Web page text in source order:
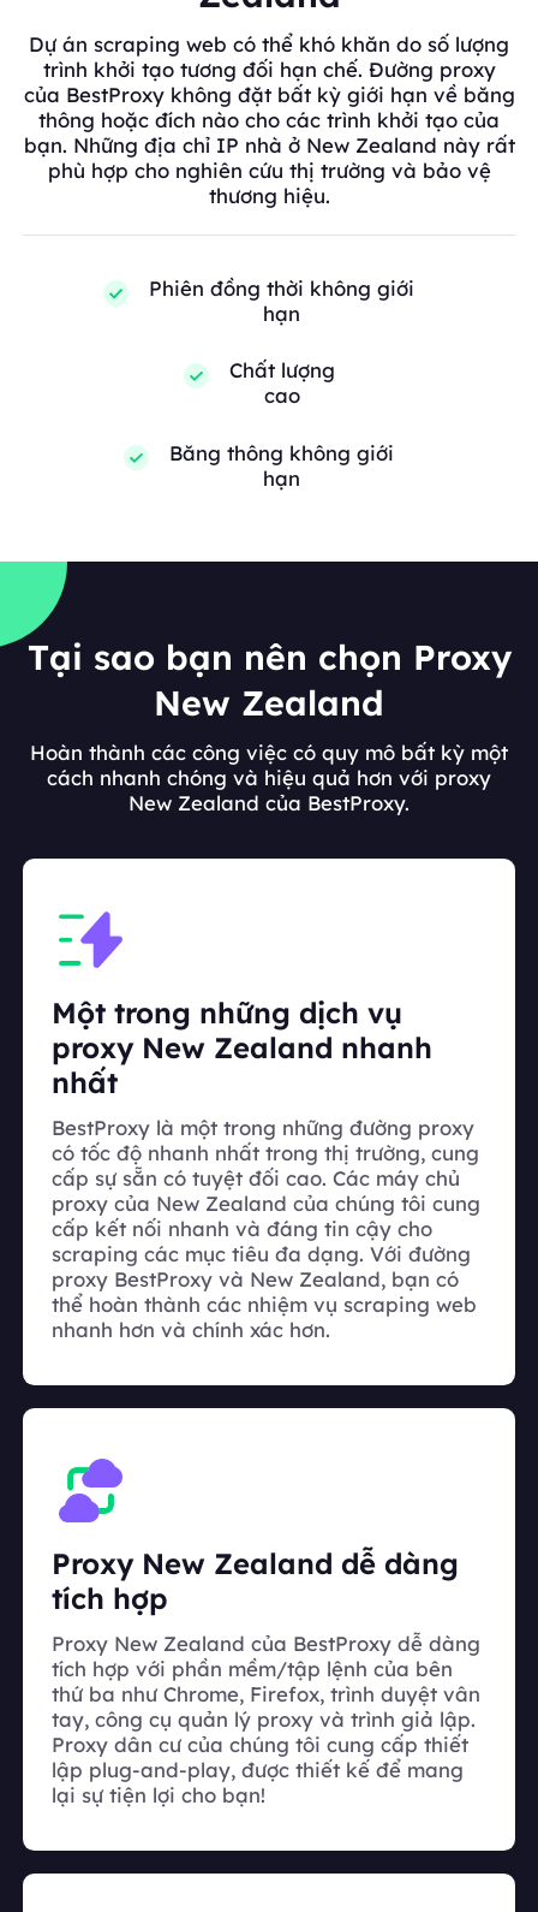
Dự án scraping web có thể khó khăn do số lượng
trình khởi tạo tương đối hạn chế. Đường proxy
của BestProxy không đặt bất kỳ giới hạn về băng
thông hoặc đích nào cho các trình khởi tạo của
bạn. Những địa chỉ IP nhà ở New Zealand này rất
phù hợp cho nghiên cứu thị trường và bảo vệ
thương hiệu.
Phiên đồng thời không giới
hạn
Chất lượng
cao
Băng thông không giới
hạn
Tại sao bạn nên chọn Proxy
New Zealand
Hoàn thành các công việc có quy mô bất kỳ một
cách nhanh chóng và hiệu quả hơn với proxy
New Zealand của BestProxy.
Một trong những dịch vụ
proxy New Zealand nhanh
nhất
BestProxy là một trong những đường proxy
có tốc độ nhanh nhất trong thị trường, cung
cấp sự sẵn có tuyệt đối cao. Các máy chủ
proxy của New Zealand của chúng tôi cung
cấp kết nối nhanh và đáng tin cậy cho
scraping các mục tiêu đa dạng. Với đường
proxy BestProxy và New Zealand, bạn có
thể hoàn thành các nhiệm vụ scraping web
nhanh hơn và chính xác hơn.
Proxy New Zealand dễ dàng
tích hợp
Proxy New Zealand của BestProxy dễ dàng
tích hợp với phần mềm/tập lệnh của bên
thứ ba như Chrome, Firefox, trình duyệt vân
tay, công cụ quản lý proxy và trình giả lập.
Proxy dân cư của chúng tôi cung cấp thiết
lập plug-and-play, được thiết kế để mang
lại sự tiện lợi cho bạn!